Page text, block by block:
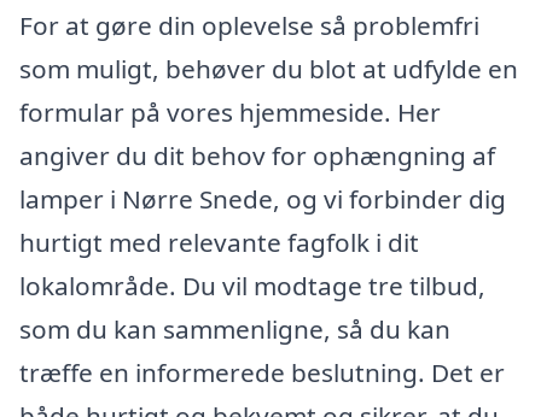
For at gøre din oplevelse så problemfri
som muligt, behøver du blot at udfylde en
formular på vores hjemmeside. Her
angiver du dit behov for ophængning af
lamper i Nørre Snede, og vi forbinder dig
hurtigt med relevante fagfolk i dit
lokalområde. Du vil modtage tre tilbud,
som du kan sammenligne, så du kan
træffe en informerede beslutning. Det er